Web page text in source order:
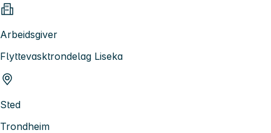
Arbeidsgiver
Flyttevasktrondelag Liseka
Sted
Trondheim